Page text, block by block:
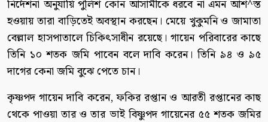
নির্দেশনা অনুযায়ি পুলিশ কোন আসামীকে ধরবে না এমন আশ^স্ত
হওয়ায় তারা বাড়িতেই অবস্থান করছেন। মেয়ে খুকুমনি ও জামাতা
বেল্লাল হাসপাতালে চিকিৎসাধীন রয়েছে। গায়েন পরিবারের কাছে
তিনি ১০ শতক জমি পাবেন বলে দাবি করেন। তিনি ৯৪ ও ৯৫
দাগের কেনা জমি বুঝে পেতে চান।
কৃষ্ণপদ গায়েন দাবি করেন, ফকির রপ্তান ও আরতী রপ্তানের কাছ
থেকে পাওয়া তার ও তার ভাই বিষ্ণুপদ গায়েনের ৫৫ শতক জমির